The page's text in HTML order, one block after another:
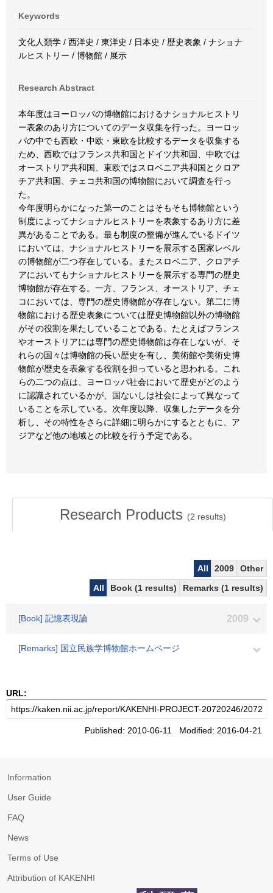
Keywords
文化人類学 / 西洋史 / 東洋史 / 日本史 / 歴史表象 / ナショナ
ルヒストリー / 博物館 / 展示
Research Abstract
本年度はヨーロッパの博物館におけるナショナルヒストリ
ー表象のあり方についてのデータ収集を行った。ヨーロッ
パの中でも西欧・中欧・東欧を比較するデータを収集する
ため、西欧ではフランス共和国とドイツ共和国、中欧では
オーストリア共和国、東欧ではスロベニア共和国とクロア
チア共和国、チェコ共和国の博物館において調査を行っ
た。
今年度明らかになった第一のことはそもそも博物館という
制度によってナショナルヒストリーを表象するあり方に差
異があることである。最も制度の整備が進んでいるドイツ
においては、ナショナルヒストリーを展示する国家レベル
の博物館が二つ存在している。またスロベニア、クロアチ
アにおいてもナショナルヒストリーを展示する専門の歴史
博物館が存在する。一方、フランス、オーストリア、チェ
コにおいては、専門の歴史博物館が存在しない。第二に博
物館における歴史表象については歴史博物館以外の博物館
がその役割を果たしていることである。たとえばフランス
やオーストリアには専門の歴史博物館は存在しないが、そ
れらの国々は博物館の長い歴史を有し、美術館や美術史博
物館が歴史を表象する役割を担っていると思われる。これ
らの二つの点は、ヨーロッパ社会において歴史がどのよう
に認識されているかが、国ないしは社会によって異なって
いることを示している。次年度以降、収集したデータを分
析し、その特性をさらに詳細に明らかにするとともに、ア
ジアなど他の地域との比較を行う予定である。
Research Products (2 results)
All 2009
Other
All
Book (1 results) Remarks (1 results)
[Book] 記憶表現論 2009
[Remarks] 国立民族学博物館ホームページ
URL:
Published: 2010-06-11 Modified: 2016-04-21
Information
User Guide
FAQ
News
Terms of Use
Attribution of KAKENHI